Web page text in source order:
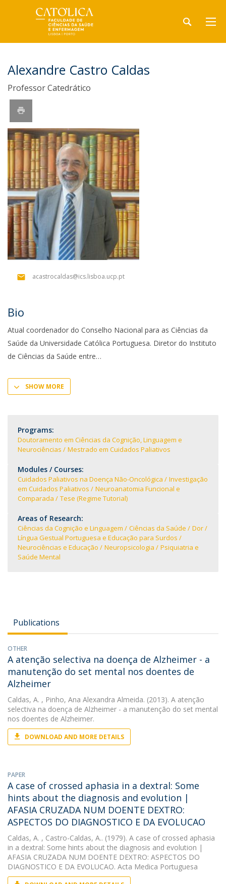
Alexandre Castro Caldas
Professor Catedrático
acastrocaldas@ics.lisboa.ucp.pt
Bio
Atual coordenador do Conselho Nacional para as Ciências da
Saúde da Universidade Católica Portuguesa. Diretor do Instituto
de Ciências da Saúde entre
SHOW MORE
Programs:
Doutoramento em Ciências da Cognição, Linguagem e
Neurociências
Mestrado em Cuidados Paliativos
Modules / Courses:
Cuidados Paliativos na Doença Não-Oncológica
Investigação
em Cuidados Paliativos
Neuroanatomia Funcional e
Comparada
Tese (Regime Tutorial)
Areas of Research:
Ciências da Cognição e Linguagem Ciências da Saúde
Dor
Língua Gestual Portuguesa e Educação para Surdos
Neurociências e Educação
Neuropsicologia
Psiquiatria e
Saúde Mental
Publications
OTHER
A atenção selectiva na doença de Alzheimer - a
manutenção do set mental nos doentes de
Alzheimer
Caldas, A. , Pinho, Ana Alexandra Almeida. (2013). A atenção
selectiva na doença de Alzheimer - a manutenção do set mental
nos doentes de Alzheimer.
DOWNLOAD AND MORE DETAILS
PAPER
A case of crossed aphasia in a dextral: Some
hints about the diagnosis and evolution |
AFASIA CRUZADA NUM DOENTE DEXTRO:
ASPECTOS DO DIAGNOSTICO E DA EVOLUCAO
Caldas, A. , Castro-Caldas, A.. (1979). A case of crossed aphasia
in a dextral: Some hints about the diagnosis and evolution |
AFASIA CRUZADA NUM DOENTE DEXTRO: ASPECTOS DO
DIAGNOSTICO E DA EVOLUCAO. Acta Medica Portuguesa